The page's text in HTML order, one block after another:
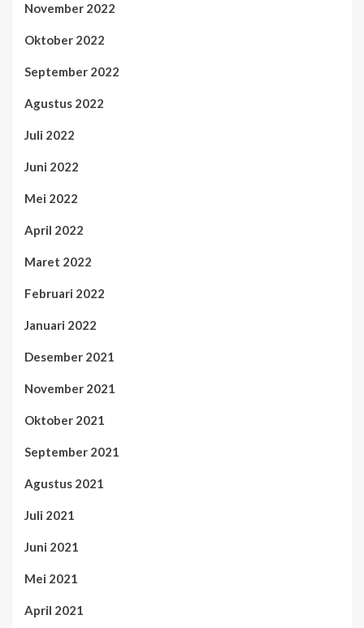
November 2022
Oktober 2022
September 2022
Agustus 2022
Juli 2022
Juni 2022
Mei 2022
April 2022
Maret 2022
Februari 2022
Januari 2022
Desember 2021
November 2021
Oktober 2021
September 2021
Agustus 2021
Juli 2021
Juni 2021
Mei 2021
April 2021